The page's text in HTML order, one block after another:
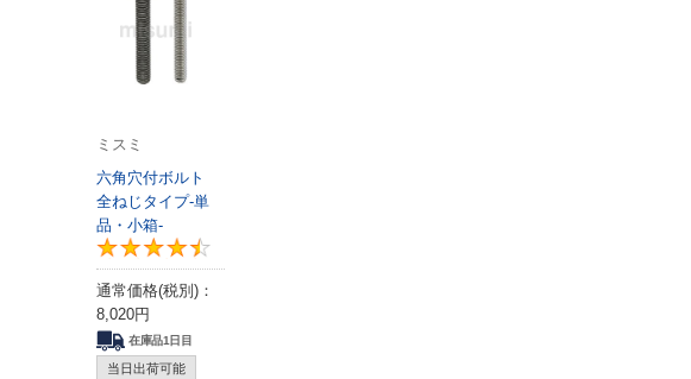
ミスミ
六角穴付ボルト
全ねじタイプ-単
品・小箱-
通常価格(税別)：
8,020円
在庫品1日目
当日出荷可能